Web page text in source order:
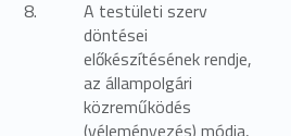
8.
A testületi szerv
döntései
előkészítésének rendje,
az állampolgári
közreműködés
(véleményezés) módja,